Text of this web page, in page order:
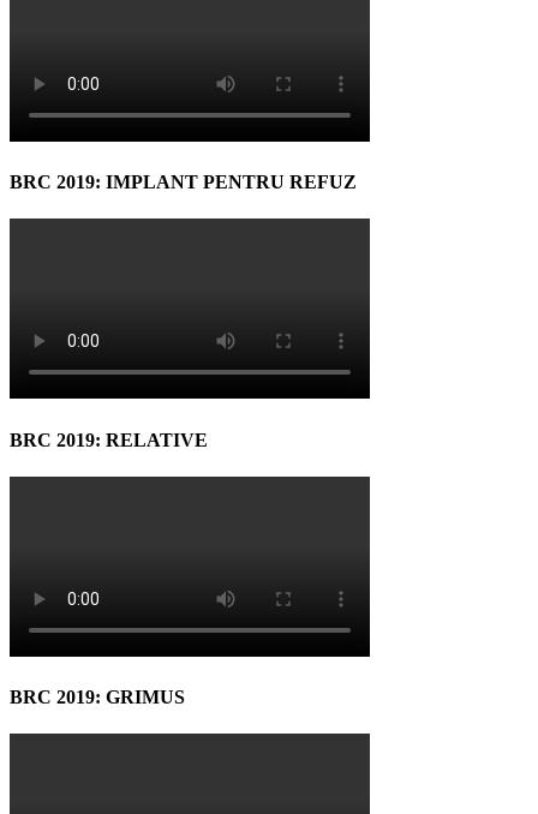
BRC 2019: IMPLANT PENTRU REFUZ
BRC 2019: RELATIVE
BRC 2019: GRIMUS